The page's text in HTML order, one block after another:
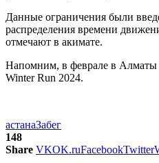
Данные ограничения были
распределения времени
отмечают в акимате.
Напомним, в феврале в Алматы
Winter Run 2024.
астанаЗабег
148
Share VKOK.ruFacebookTwitter